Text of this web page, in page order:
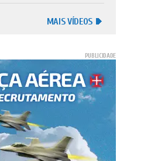
MAIS VÍDEOS